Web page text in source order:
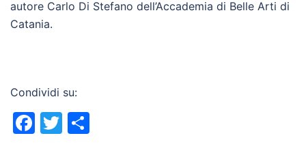
autore Carlo Di Stefano dell’Accademia di Belle Arti di
Catania.
Condividi su:
Facebook
Twitter